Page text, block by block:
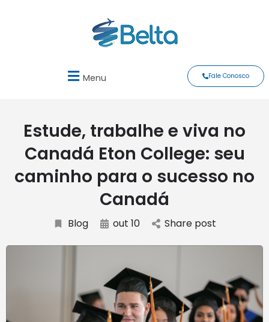
Menu Fale Conosco
Estude, trabalhe e viva no
Canadá Eton College: seu
caminho para o sucesso no
Canadá
Blog out 10 Share post